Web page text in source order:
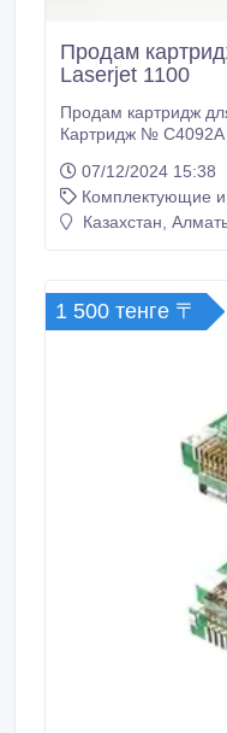
Продам
Laserjet 1100
Продам картридж
Картридж № С4092А
07/12/2024 15:38
Комплектующие
Казахстан,
1 500 тенге 〒